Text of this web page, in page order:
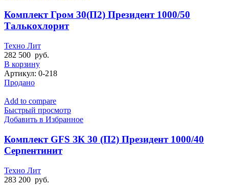
Комплект Гром 30(П2) Президент 1000/50
Талькохлорит
Техно Лит
282 500 руб.
В корзину
Артикул: 0-218
Продано
Add to compare
Быстрый просмотр
Добавить в Избранное
Комплект GFS ЗК 30 (П2) Президент 1000/40
Серпентинит
Техно Лит
283 200 руб.